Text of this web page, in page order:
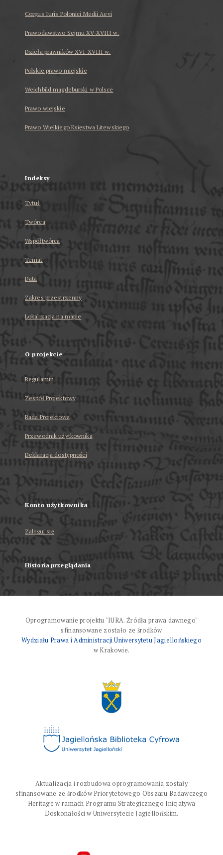
Corpus Iuris Polonici Medii Aevi
Prawodawstwo Sejmu XV-XVIII w.
Dzieła prawników XVI-XVIII w.
Polskie prawo miejskie
Weichbild magdeburski w Polsce
Prawo wiejskie
Prawo Wielkiego Księstwa Litewskiego
Indeksy
Tytuł
Twórca
Współtwórca
Temat
Data
Zakres przestrzenny
Lokalizacja na mapie
O projekcie
Regulamin
Zespół Projektowy
Rada Projektowa
Przewodnik użytkownika
Deklaracja dostępności
Konto użytkownika
Zaloguj się
Historia przeglądania
Oprogramowanie projektu "IURA. Źródła prawa dawnego"
sfinansowane zostało ze środków
Wydziału Prawa i Administracji Uniwersytetu Jagiellońskiego
w Krakowie.
Aktualizacja i rozbudowa oprogramowania zostały
sfinansowane ze środków Priorytetowego Obszaru Badawczego
Heritage w ramach Programu Strategicznego Inicjatywa
Doskonałości w Uniwersytecie Jagiellońskim.